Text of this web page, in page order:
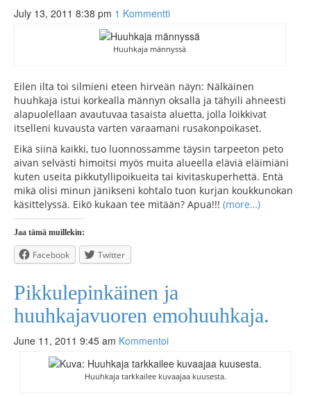
July 13, 2011 8:38 pm 1 Kommentti
Huuhkaja männyssä
Eilen ilta toi silmieni eteen hirveän näyn: Nälkäinen
huuhkaja istui korkealla männyn oksalla ja tähyili ahneesti
alapuolellaan avautuvaa tasaista aluetta, jolla loikkivat
itselleni kuvausta varten varaamani rusakonpoikaset.
Eikä siinä kaikki, tuo luonnossamme täysin tarpeeton peto
aivan selvästi himoitsi myös muita alueella eläviä eläimiäni
kuten useita pikkutyllipoikueita tai kivitaskuperhettä. Entä
mikä olisi minun jänikseni kohtalo tuon kurjan koukkunokan
käsittelyssä. Eikö kukaan tee mitään? Apua!!! (more…)
Jaa tämä muillekin:
Facebook Twitter
Pikkulepinkäinen ja
huuhkajavuoren emohuuhkaja.
June 11, 2011 9:45 am Kommentoi
Huuhkaja tarkkailee kuvaajaa kuusesta.